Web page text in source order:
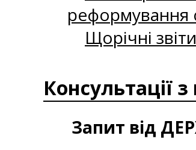
реформування
Щорічні
Консультації
Запит від